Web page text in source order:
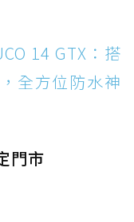
14 GTX：搭
全方位防水神
門市